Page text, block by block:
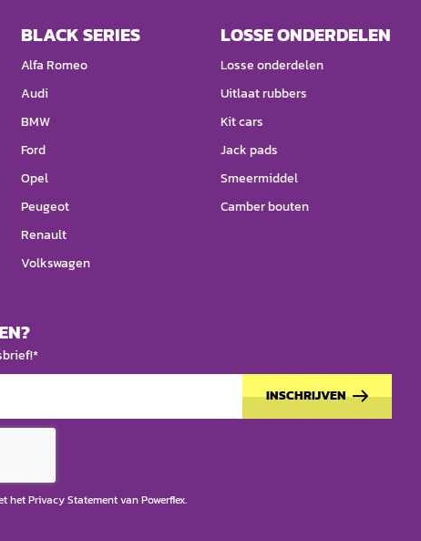
BLACK SERIES
Alfa Romeo
Audi
BMW
Ford
Opel
Peugeot
Renault
Volkswagen
LOSSE ONDERDELEN
Losse onderdelen
Uitlaat rubbers
Kit cars
Jack pads
Smeermiddel
Camber bouten
INSCHRIJVEN
hetPrivacy Statementvan Powerflex.